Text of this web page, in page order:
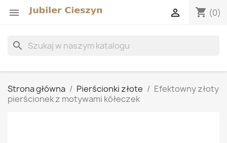
 shopping_cart (0)

search
Strona główna Pierścionki złote
Efektowny złoty
pierścionek z motywami kółeczek